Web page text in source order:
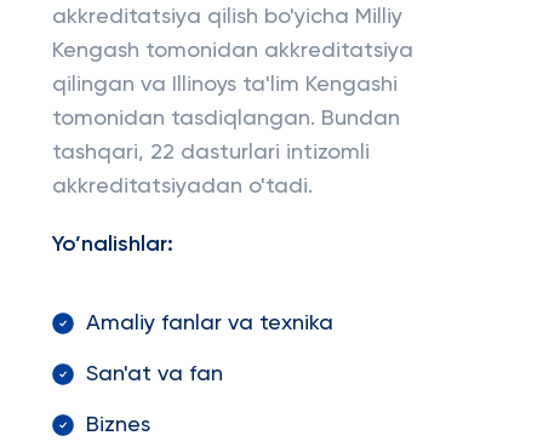
akkreditatsiya qilish bo'yicha Milliy
Kengash tomonidan akkreditatsiya
qilingan va Illinoys ta'lim Kengashi
tomonidan tasdiqlangan. Bundan
tashqari, 22 dasturlari intizomli
akkreditatsiyadan o'tadi.
Yo’nalishlar:
Amaliy fanlar va texnika
San'at va fan
Biznes